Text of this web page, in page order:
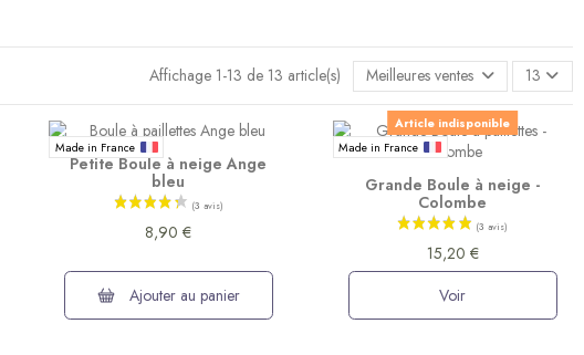
Affichage 1-13 de 13 article(s) Meilleures ventes en premier
13
Made in France
Petite Boule à neige Ange
bleu
8,90 €
Ajouter au panier
Made in France
Article indisponible
Grande Boule à neige -
Colombe
15,20 €
Voir